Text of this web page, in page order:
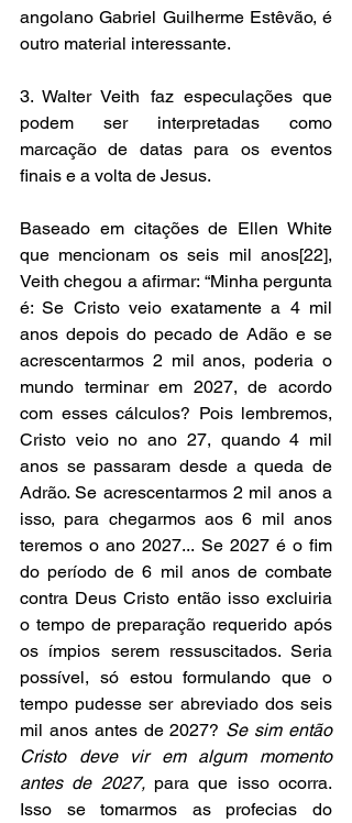
angolano Gabriel Guilherme Estêvão, é
outro material interessante.
3. Walter Veith faz especulações que
podem ser interpretadas como
marcação de datas para os eventos
finais e a volta de Jesus.
Baseado em citações de Ellen White
que mencionam os seis mil anos[22],
Veith chegou a afirmar: “Minha pergunta
é: Se Cristo veio exatamente a 4 mil
anos depois do pecado de Adão e se
acrescentarmos 2 mil anos, poderia o
mundo terminar em 2027, de acordo
com esses cálculos? Pois lembremos,
Cristo veio no ano 27, quando 4 mil
anos se passaram desde a queda de
Adrão. Se acrescentarmos 2 mil anos a
isso, para chegarmos aos 6 mil anos
teremos o ano 2027... Se 2027 é o fim
do período de 6 mil anos de combate
contra Deus Cristo então isso excluiria
o tempo de preparação requerido após
os ímpios serem ressuscitados. Seria
possível, só estou formulando que o
tempo pudesse ser abreviado dos seis
mil anos antes de 2027? Se sim então
Cristo deve vir em algum momento
antes de 2027, para que isso ocorra.
Isso se tomarmos as profecias do